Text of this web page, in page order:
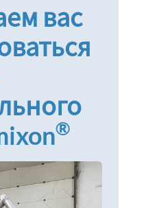
вас
®